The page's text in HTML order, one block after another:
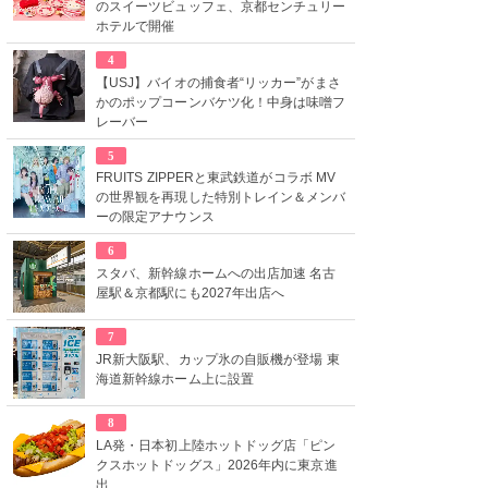
のスイーツビュッフェ、京都センチュリー
ホテルで開催
4
【USJ】バイオの捕食者“リッカー”がまさ
かのポップコーンバケツ化！中身は味噌フ
レーバー
5
FRUITS ZIPPERと東武鉄道がコラボ MV
の世界観を再現した特別トレイン＆メンバ
ーの限定アナウンス
6
スタバ、新幹線ホームへの出店加速 名古
屋駅＆京都駅にも2027年出店へ
7
JR新大阪駅、カップ氷の自販機が登場 東
海道新幹線ホーム上に設置
8
LA発・日本初上陸ホットドッグ店「ピン
クスホットドッグス」2026年内に東京進
出